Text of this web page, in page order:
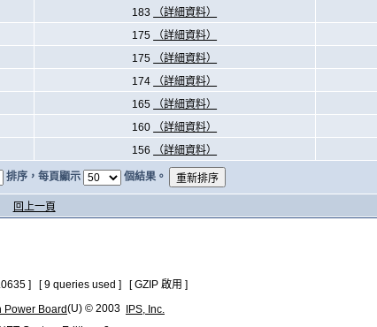
183 （詳細資料）
175 （詳細資料）
175 （詳細資料）
174 （詳細資料）
165 （詳細資料）
160 （詳細資料）
156 （詳細資料）
排序，每頁顯示 個結果。
回上一頁
] [ 9 queries used ] [ GZIP 啟用 ]
Power Board(U) © 2003
IPS, Inc.